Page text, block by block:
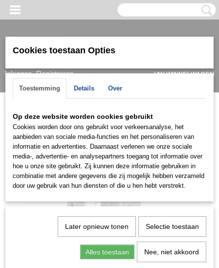
Inloggen Registreren
UW WINKELWAGEN
(0)
Home > > Trouwringen / Wedding Ck collectie (Zilver)
S021
Cookies toestaan Opties
Toestemming Details Over
Op deze website worden cookies gebruikt
Cookies worden door ons gebruikt voor verkeersanalyse, het
aanbieden van sociale media-functies en het personaliseren van
informatie en advertenties. Daarnaast verlenen we onze sociale
media-, advertentie- en analysepartners toegang tot informatie over
hoe u onze site gebruikt. Zij kunnen deze informatie gebruiken in
combinatie met andere gegevens die zij mogelijk hebben verzameld
door uw gebruik van hun diensten of die u hen hebt verstrekt.
Later opnieuw tonen Selectie toestaan
Alles toestaan Nee, niet akkoord